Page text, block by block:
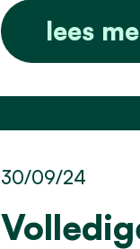
lees
30/09/24